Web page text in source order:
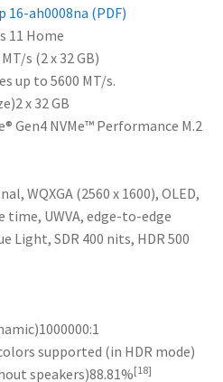
16-ah0008na (PDF)
11 Home
s (2 x 32 GB)
up to 5600 MT/s.
2 x 32 GB
Gen4 NVMe™ Performance M.2
WQXGA (2560 x 1600), OLED,
time, UWVA, edge-to-edge
Light, SDR 400 nits, HDR 500
1000000:1
supported (in HDR mode)
speakers)88.81%[18]